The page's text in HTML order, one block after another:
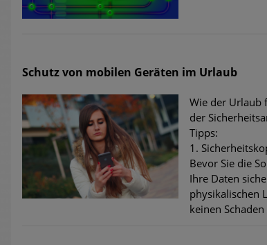
Schutz von mobilen Geräten im Urlaub
Wie der Urlaub
der
Tipps:
1.
Bevor Sie die
Ihre Daten
physikalischen
keinen